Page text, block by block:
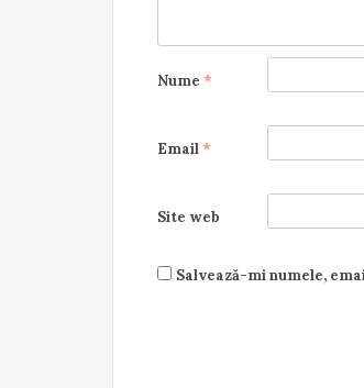
Nume *
Email *
Site web
Salvează-mi numele,